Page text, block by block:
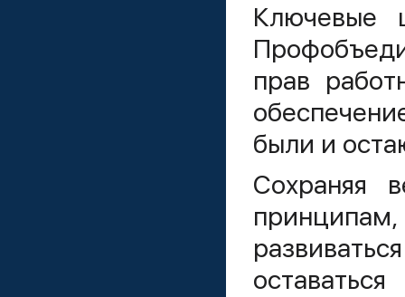
Ключевые
прав
были и
Сохраняя